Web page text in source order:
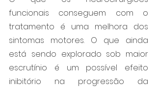
funcionais conseguem com o
tratamento é uma melhora dos
sintomas motores. O que ainda
está sendo explorado sob maior
escrutínio é um possível efeito
inibitório na progressão da